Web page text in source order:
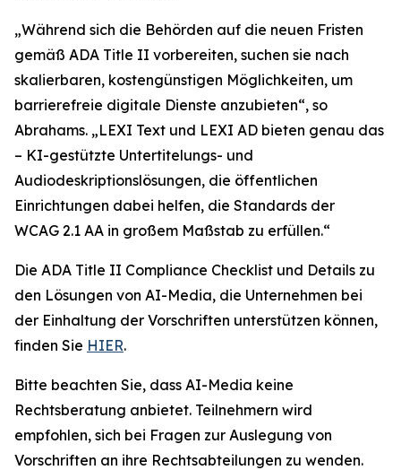
„Während sich die Behörden auf die neuen Fristen
gemäß ADA Title II vorbereiten, suchen sie nach
skalierbaren, kostengünstigen Möglichkeiten, um
barrierefreie digitale Dienste anzubieten“, so
Abrahams. „LEXI Text und LEXI AD bieten genau das
– KI-gestützte Untertitelungs- und
Audiodeskriptionslösungen, die öffentlichen
Einrichtungen dabei helfen, die Standards der
WCAG 2.1 AA in großem Maßstab zu erfüllen.“
Die ADA Title II Compliance Checklist und Details zu
den Lösungen von AI-Media, die Unternehmen bei
der Einhaltung der Vorschriften unterstützen können,
finden Sie HIER.
Bitte beachten Sie, dass AI-Media keine
Rechtsberatung anbietet. Teilnehmern wird
empfohlen, sich bei Fragen zur Auslegung von
Vorschriften an ihre Rechtsabteilungen zu wenden.